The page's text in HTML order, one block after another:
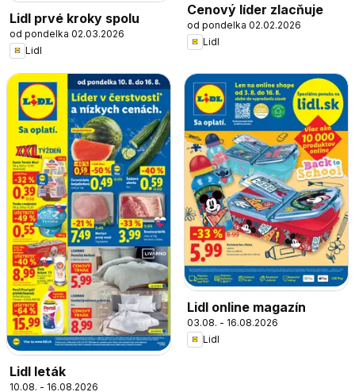
Lidl prvé kroky spolu
od pondelka 02.03.2026
Lidl
Cenový líder zlacňuje
od pondelka 02.02.2026
Lidl
Lidl leták
10.08. - 16.08.2026
Lidl online magazín
03.08. - 16.08.2026
Lidl